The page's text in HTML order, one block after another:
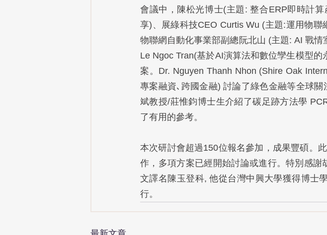
會議中，陳松光博士(主題: 整合ERP即時計
享)、展綠科技CEO Curtis Wu (主題:運用物
物聯網自動化事業部副總阮北山 (主題: AI 戰
Le Ngoc Tran(基於AI演算法和數位孿生模型
案。Dr. Nguyen Thanh Nhon (Shire Oak
專案融資､跨國金融) 討論了綠色金融等全球
斌教授/莊惟鈞博士生介紹了碳足跡方法學
了有用的參考。
本次研討會超過150位報名參加，成果豐碩。
作，多項方案已經開始討論或進行。特別感
文譯名陳玉登科, 他從台灣中興大學獲得博士
行。